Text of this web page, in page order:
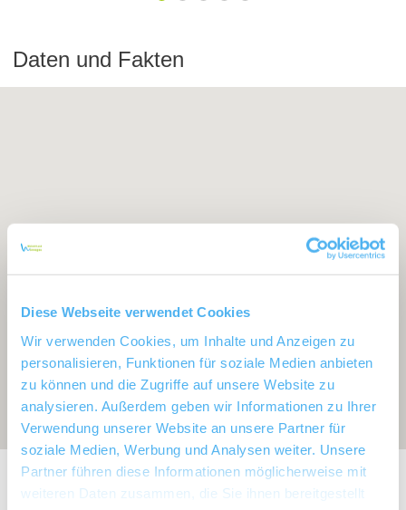
Diese Webseite verwendet Cookies
Wir verwenden Cookies, um Inhalte und Anzeigen zu
personalisieren, Funktionen für soziale Medien anbieten
zu können und die Zugriffe auf unsere Website zu
analysieren. Außerdem geben wir Informationen zu Ihrer
Verwendung unserer Website an unsere Partner für
soziale Medien, Werbung und Analysen weiter. Unsere
Partner führen diese Informationen möglicherweise mit
weiteren Daten zusammen, die Sie ihnen bereitgestellt
Daten und Fakten
Exposition:Ost bis Nord